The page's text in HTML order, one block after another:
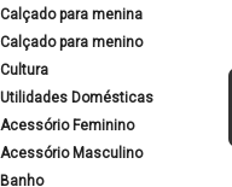
Calçado para menina
Calçado para menino
Cultura
Utilidades Domésticas
Acessório Feminino
Acessório Masculino
Banho